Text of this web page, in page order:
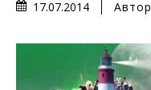
17.07.2014 Автор